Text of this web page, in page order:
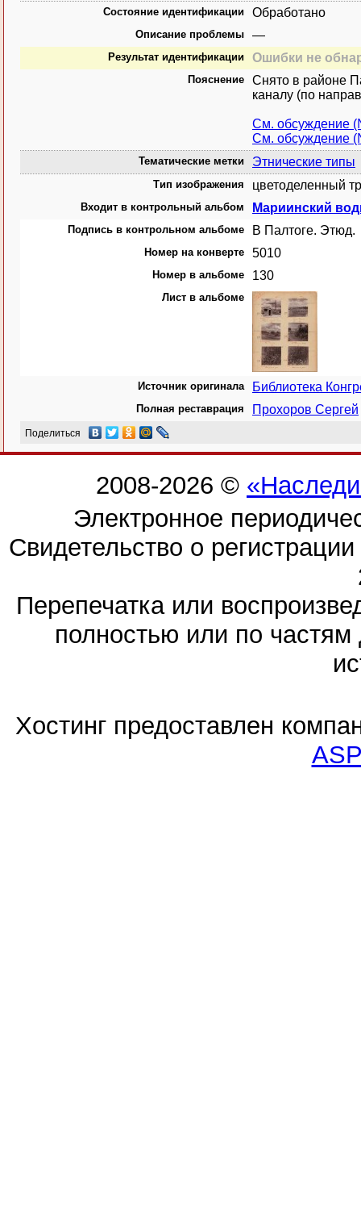
Состояние идентификации Обработано
Описание проблемы —
Результат идентификации Ошибки не
Пояснение
Снято в районе
каналу (по
См. обсуждение
См. обсуждение
Тематические метки Этнические типы
Тип изображения цветоделенный
Входит в контрольный альбом Мариинский
Подпись в контрольном альбоме В Палтоге. Этюд.
Номер на конверте 5010
Номер в альбоме 130
Лист в альбоме
Источник оригинала Библиотека
Полная реставрация Прохоров Сергей
Поделиться
2008-2026 ©
Электронное
Свидетельство о
Перепечатка или
полностью или по частям
Хостинг предоставлен